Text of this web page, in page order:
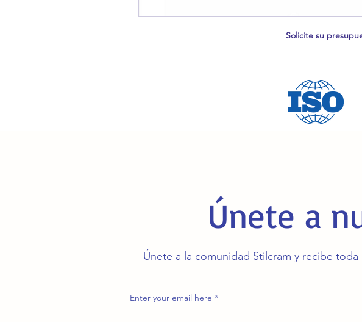
Solicite su
Únete a
Únete a la comunidad Stilcram y recibe
Enter your email here